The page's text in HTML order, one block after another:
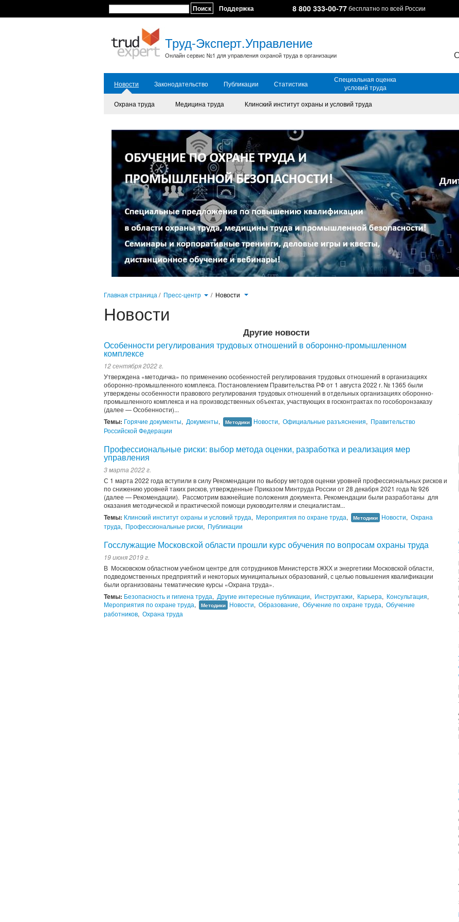
Поиск Поддержка 8 800 333-00-77бесплатно по всей России
Труд-Эксперт.Управление
Онлайн сервис №1 для управления охраной труда в организации
Новости Законодательство Публикации Статистика
Специальная оценка
условий труда
Охрана труда
Медицина труда Клинский институт охраны и условий труда
Главная страница / Пресс-центр / Новости
Новости
Другие новости
Особенности регулирования трудовых отношений в оборонно-промышленном
комплексе
12 сентября 2022 г.
Утверждена «методичка» по применению особенностей регулирования трудовых отношений в организациях
оборонно-промышленного комплекса. Постановлением Правительства РФ от 1 августа 2022 г. № 1365 были
утверждены особенности правового регулирования трудовых отношений в отдельных организациях оборонно-
промышленного комплекса и на производственных объектах, участвующих в госконтрактах по гособоронзаказу
(далее — Особенности)...
Темы: Горячие документы, Документы, Методики Новости, Официальные разъяснения, Правительство
Российской Федерации
Профессиональные риски: выбор метода оценки, разработка и реализация мер
управления
3 марта 2022 г.
С 1 марта 2022 года вступили в силу Рекомендации по выбору методов оценки уровней профессиональных рисков и
по снижению уровней таких рисков, утвержденные Приказом Минтруда России от 28 декабря 2021 года № 926
(далее — Рекомендации). Рассмотрим важнейшие положения документа. Рекомендации были разработаны для
оказания методической и практической помощи руководителям и специалистам...
Темы: Клинский институт охраны и условий труда, Мероприятия по охране труда, Методики Новости, Охрана
труда, Профессиональные риски, Публикации
Госслужащие Московской области прошли курс обучения по вопросам охраны труда
19 июня 2019 г.
В Московском областном учебном центре для сотрудников Министерств ЖКХ и энергетики Московской области,
подведомственных предприятий и некоторых муниципальных образований, с целью повышения квалификации
были организованы тематические курсы «Охрана труда».
Темы: Безопасность и гигиена труда, Другие интересные публикации, Инструктажи, Карьера, Консультация,
Мероприятия по охране труда, Методики Новости, Образование, Обучение по охране труда, Обучение
работников, Охрана труда